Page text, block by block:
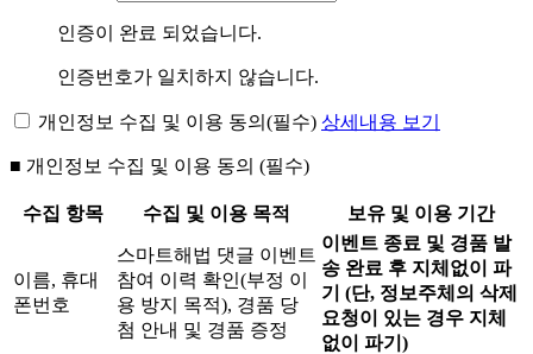
인증이 완료 되었습니다.
인증번호가 일치하지 않습니다.
개인정보 수집 및 이용 동의(필수) 상세내용 보기
■ 개인정보 수집 및 이용 동의 (필수)
수집 항목 수집 및 이용 목적 보유 및 이용 기간
이름, 휴대
폰번호
스마트해법 댓글 이벤트
참여 이력 확인(부정 이
용 방지 목적), 경품 당
첨 안내 및 경품 증정
이벤트 종료 및 경품 발
송 완료 후 지체없이 파
기 (단, 정보주체의 삭제
요청이 있는 경우 지체
없이 파기)